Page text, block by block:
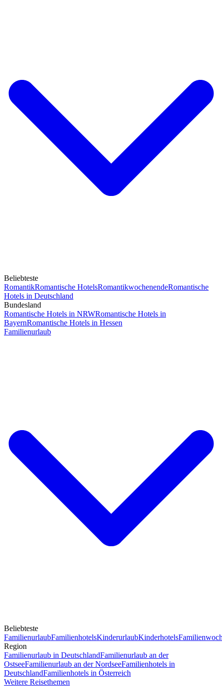
Beliebteste
RomantikRomantische HotelsRomantikwochenendeRomantische
Hotels in Deutschland
Bundesland
Romantische Hotels in NRWRomantische Hotels in
BayernRomantische Hotels in Hessen
Familienurlaub
Beliebteste
FamilienurlaubFamilienhotelsKinderurlaubKinderhotels
Region
Familienurlaub in DeutschlandFamilienurlaub an der
OstseeFamilienurlaub an der NordseeFamilienhotels in
DeutschlandFamilienhotels in Österreich
Weitere Reisethemen